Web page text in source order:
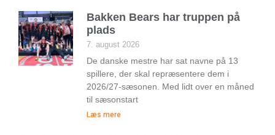
Bakken Bears har truppen på
plads
7. august 2026
De danske mestre har sat navne på 13
spillere, der skal repræsentere dem i
2026/27-sæsonen. Med lidt over en måned
til sæsonstart
Læs mere